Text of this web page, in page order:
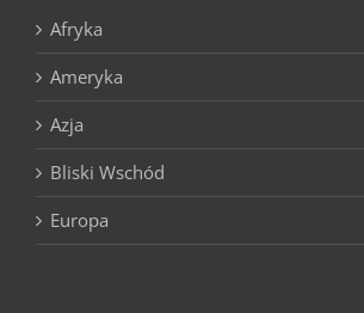
Afryka
Ameryka
Azja
Bliski Wschód
Europa